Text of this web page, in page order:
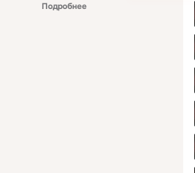
Подробнее